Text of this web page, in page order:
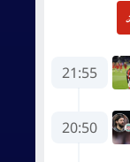
21:55
20:50